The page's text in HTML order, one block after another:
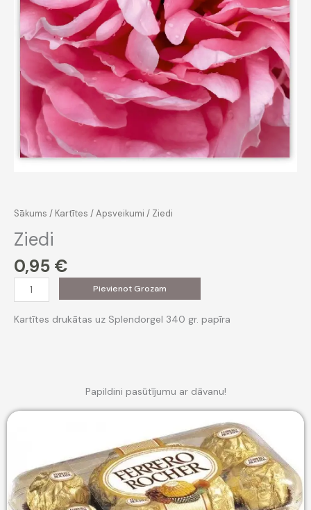
Sākums / Kartītes /Apsveikumi / Ziedi
Ziedi
0,95 €
Ziedi
daudzums
Pievienot Grozam
Kartītes drukātas uz Splendorgel 340 gr. papīra
Papildini pasūtījumu ar dāvanu!